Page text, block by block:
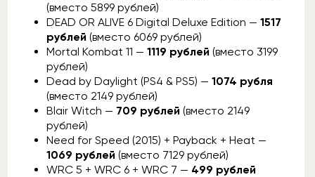
(вместо 5899 рублей)
DEAD OR ALIVE 6 Digital Deluxe Edition — 1517
рублей (вместо 6069 рублей)
Mortal Kombat 11 — 1119 рублей (вместо 3199
рублей)
Dead by Daylight (PS4 & PS5) — 1074 рубля
(вместо 2149 рублей)
Blair Witch — 709 рублей (вместо 2149
рублей)
Need for Speed (2015) + Payback + Heat —
1069 рублей (вместо 7129 рублей)
WRC 5 + WRC 6 + WRC 7 — 499 рублей